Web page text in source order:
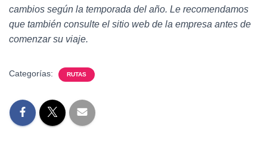
cambios según la temporada del año. Le recomendamos
que también consulte el sitio web de la empresa antes de
comenzar su viaje.
Categorías: RUTAS